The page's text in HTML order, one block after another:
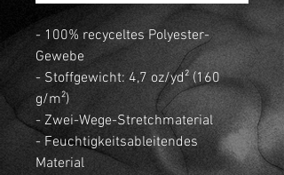
- 100% recyceltes Polyester-
Gewebe
- Stoffgewicht: 4,7 oz/yd² (160
g/m²)
- Zwei-Wege-Stretchmaterial
- Feuchtigkeitsableitendes
Material